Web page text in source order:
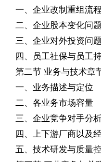
一、企业改制重组流
二、企业股本变化问题
三、企业对外投资问题
四、员工社保与员工
第二节 业务与技术章
一、业务描述与定位
二、各业务市场容量
三、企业竞争对手分
四、上下游厂商以及
五、技术研发与质量